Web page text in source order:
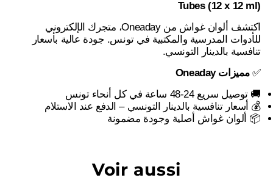
Tubes (12 x 12 ml)
اكتشف ألوان غواش من Oneaday، متجرك الإلكتروني
للأدوات المدرسية والمكتبية في تونس. جودة عالية بأسعار
تنافسية بالدينار التونسي.
✅مميزات Oneaday
🚚 توصيل سريع 24-48 ساعة في كل أنحاء تونس
💰 أسعار تنافسية بالدينار التونسي – الدفع عند الاستلام
📦 ألوان غواش أصلية وجودة مضمونة
Voir aussi